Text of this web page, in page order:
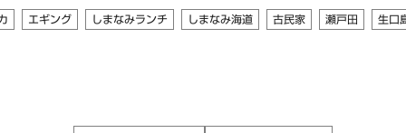
エギング しまなみランチ しまなみ海道 古民家 瀬戸田 生口